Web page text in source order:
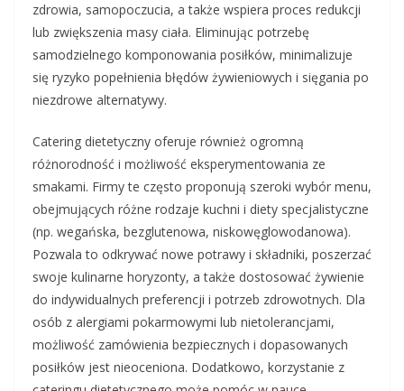
zdrowia, samopoczucia, a także wspiera proces redukcji
lub zwiększenia masy ciała. Eliminując potrzebę
samodzielnego komponowania posiłków, minimalizuje
się ryzyko popełnienia błędów żywieniowych i sięgania po
niezdrowe alternatywy.
Catering dietetyczny oferuje również ogromną
różnorodność i możliwość eksperymentowania ze
smakami. Firmy te często proponują szeroki wybór menu,
obejmujących różne rodzaje kuchni i diety specjalistyczne
(np. wegańska, bezglutenowa, niskowęglowodanowa).
Pozwala to odkrywać nowe potrawy i składniki, poszerzać
swoje kulinarne horyzonty, a także dostosować żywienie
do indywidualnych preferencji i potrzeb zdrowotnych. Dla
osób z alergiami pokarmowymi lub nietolerancjami,
możliwość zamówienia bezpiecznych i dopasowanych
posiłków jest nieoceniona. Dodatkowo, korzystanie z